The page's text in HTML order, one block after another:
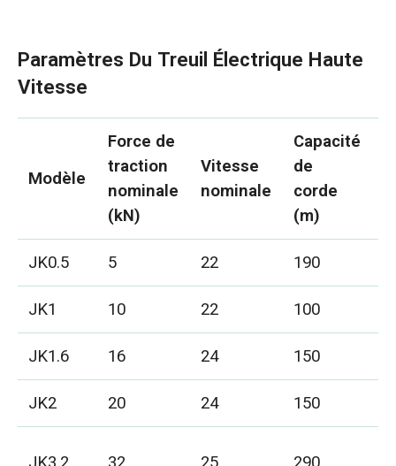
Paramètres Du Treuil Électrique Haute
Vitesse
Modèle
Force de
traction
nominale
(kN)
Vitesse
nominale
Capacité
de
corde
(m)
JK0.5 5 22 190
JK1
10 22 100
JK1.6
16 24 150
JK2
20 24 150